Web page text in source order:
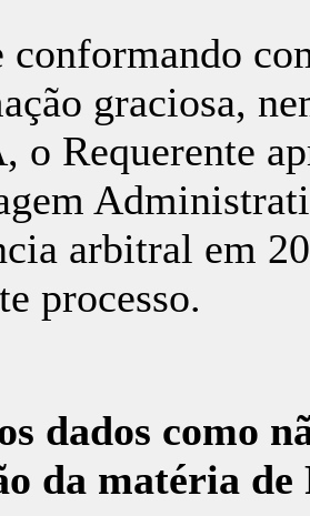
conformando
graciosa,
o Requerente
arbitral em
processo.
dados como
da matéria de